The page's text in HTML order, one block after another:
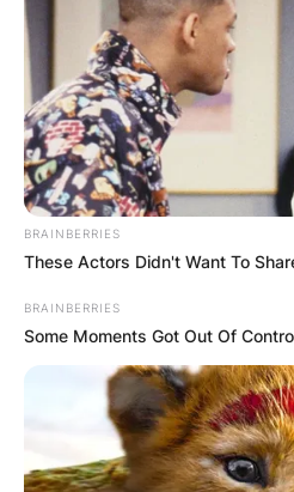
Македонија
Најбарано на
BRAINBERRIES
These Actors Didn't Want To
BRAINBERRIES
Some Moments Got Out Of